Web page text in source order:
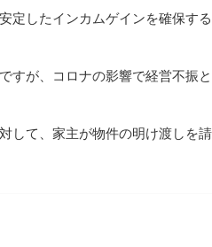
定したインカムゲインを確保す
すが、コロナの影響で経営不振
して、家主が物件の明け渡しを